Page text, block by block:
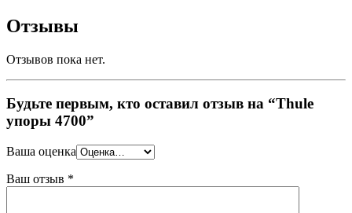
Отзывы
Отзывов пока нет.
Будьте первым, кто оставил отзыв на “Thule
упоры 4700”
Ваша оценка
Ваш отзыв *